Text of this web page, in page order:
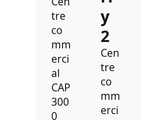
tre
co
mm
erci
al
CAP
300
0
y
2
Cen
tre
co
mm
erci